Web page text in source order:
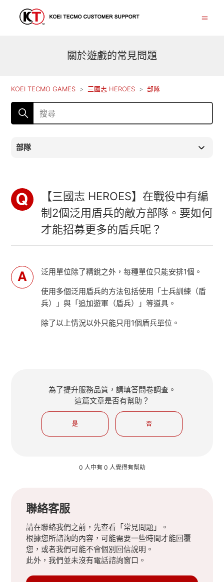
關於遊戲的常見問題
KOEI TECMO GAMES 三國志 HEROES 部隊
部隊
【三國志 HEROES】在戰役中有編
制2個泛用盾兵的敵方部隊。要如何
才能招募更多的盾兵呢？
泛用單位除了精銳之外，每種單位只能安排1個。
使用多個泛用盾兵的方法包括使用「士兵訓練（盾
兵）」與「追加遊軍（盾兵）」等道具。
除了以上情況以外只能只用1個盾兵單位。
為了提升服務品質，請填答問卷調查。
這篇文章是否有幫助？
是 否
0 人中有 0 人覺得有幫助
聯絡客服
請在聯絡我們之前，先查看「常見問題」。
根據您所諮詢的內容，可能需要一些時間才能回覆
您，或者我們可能不會個別回信說明。
此外，我們並未沒有電話諮詢窗口。